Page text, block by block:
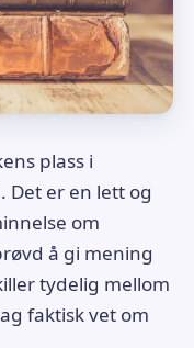
plass i
Det er en lett og
om
å gi mening
tydelig mellom
faktisk vet om